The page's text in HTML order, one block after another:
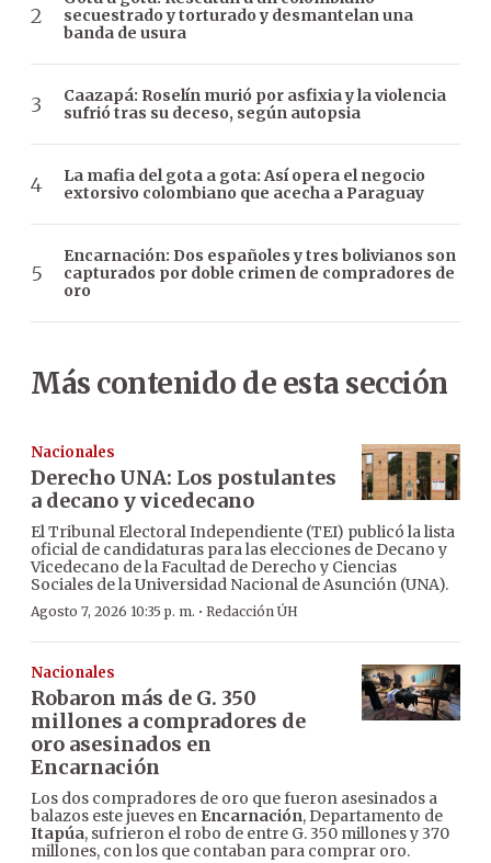
secuestrado y torturado y desmantelan una
banda de usura
Caazapá: Roselín murió por asfixia y la violencia
sufrió tras su deceso, según autopsia
La mafia del gota a gota: Así opera el negocio
extorsivo colombiano que acecha a Paraguay
Encarnación: Dos españoles y tres bolivianos son
capturados por doble crimen de compradores de
oro
Más contenido de esta sección
Nacionales
Derecho UNA: Los postulantes
a decano y vicedecano
El Tribunal Electoral Independiente (TEI) publicó la lista
oficial de candidaturas para las elecciones de Decano y
Vicedecano de la Facultad de Derecho y Ciencias
Sociales de la Universidad Nacional de Asunción (UNA).
Agosto 7, 2026 10:35 p. m. · Redacción ÚH
Nacionales
Robaron más de G. 350
millones a compradores de
oro asesinados en
Encarnación
Los dos compradores de oro que fueron asesinados a
balazos este jueves en Encarnación, Departamento de
Itapúa, sufrieron el robo de entre G. 350 millones y 370
millones, con los que contaban para comprar oro.